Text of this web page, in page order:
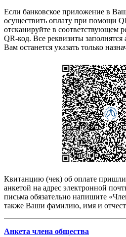
Если банковское приложение в
осуществить оплату при помощи
отсканируйте в соответствующем
QR-код. Все реквизиты
Вам останется указать только
Квитанцию (чек) об оплате
анкетой на адрес электронной
письма обязательно напишите
также Ваши фамилию, имя и
Анкета члена общества